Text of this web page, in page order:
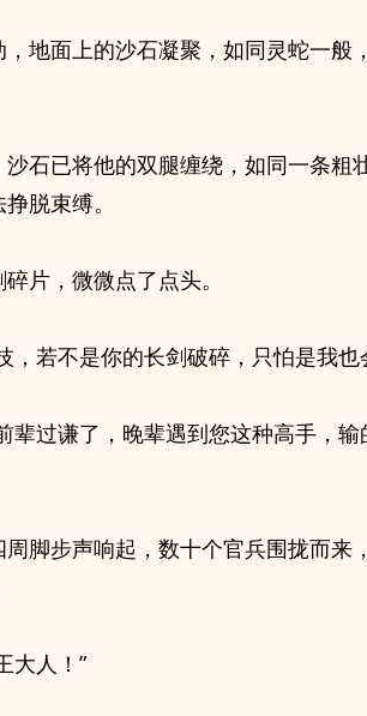
地面上的沙石凝聚，如同灵蛇一般
石已将他的双腿缠绕，如同一条粗
脱束缚。
片，微微点了点头。
，若不是你的长剑破碎，只怕是我也
辈过谦了，晚辈遇到您这种高手，
脚步声响起，数十个官兵围拢而来
大人！”